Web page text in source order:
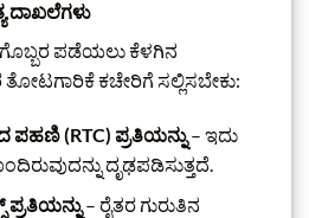
ದಾಖಲೆಗಳು
ಪಡೆಯಲು ಕೆಳಗಿನ
ಕಚೇರಿಗೆ ಸಲ್ಲಿಸಬೇಕು:
ಪಹಣಿ (RTC) ಪ್ರತಿಯನ್ನು– ಇದು
ದೃಢಪಡಿಸುತ್ತದೆ.
ಪ್ರತಿಯನ್ನು– ರೈತರ ಗುರುತಿನ